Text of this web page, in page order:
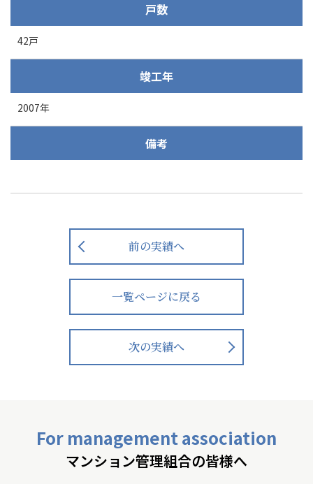
戸数
42戸
竣工年
2007年
備考
前の実績へ
一覧ページに戻る
次の実績へ
For management association
マンション管理組合の皆様へ